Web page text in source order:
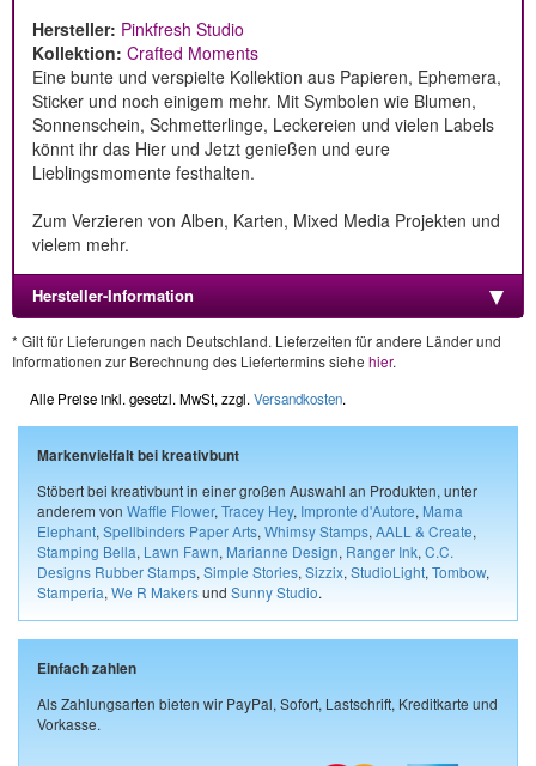
Hersteller: Pinkfresh Studio
Kollektion: Crafted Moments
Eine bunte und verspielte Kollektion aus Papieren, Ephemera,
Sticker und noch einigem mehr. Mit Symbolen wie Blumen,
Sonnenschein, Schmetterlinge, Leckereien und vielen Labels
könnt ihr das Hier und Jetzt genießen und eure
Lieblingsmomente festhalten.
Zum Verzieren von Alben, Karten, Mixed Media Projekten und
vielem mehr.
Hersteller-Information
* Gilt für Lieferungen nach Deutschland. Lieferzeiten für andere Länder und
Informationen zur Berechnung des Liefertermins siehe hier.
Alle Preise inkl. gesetzl. MwSt, zzgl. Versandkosten.
Markenvielfalt bei kreativbunt
Stöbert bei kreativbunt in einer großen Auswahl an Produkten, unter
anderem von Waffle Flower, Tracey Hey, Impronte d'Autore, Mama
Elephant, Spellbinders Paper Arts, Whimsy Stamps, AALL & Create,
Stamping Bella, Lawn Fawn, Marianne Design, Ranger Ink, C.C.
Designs Rubber Stamps, Simple Stories, Sizzix, StudioLight, Tombow,
Stamperia, We R Makersund Sunny Studio.
Einfach zahlen
Als Zahlungsarten bieten wir PayPal, Sofort, Lastschrift, Kreditkarte und
Vorkasse.